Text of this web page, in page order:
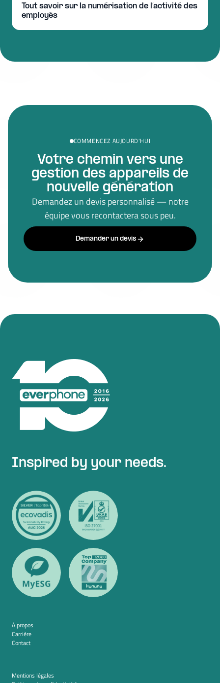
Tout savoir sur la numérisation de l’activité des
employés
COMMENCEZ AUJOURD'HUI
Votre chemin vers une
gestion des appareils de
nouvelle génération
Demandez un devis personnalisé — notre
équipe vous recontactera sous peu.
Demander un devis
Inspired by your needs.
À propos
Carrière
Contact
Mentions légales